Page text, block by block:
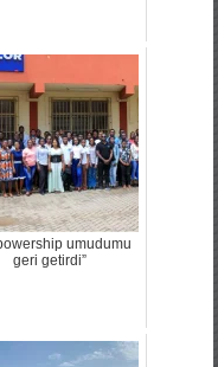
umudumu
geri getirdi”